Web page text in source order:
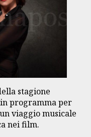
stagione
programma per
viaggio musicale
nei film.